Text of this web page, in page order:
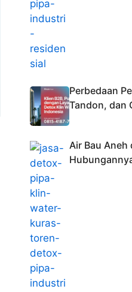
Perbedaan
Tandon, dan
Air Bau Aneh